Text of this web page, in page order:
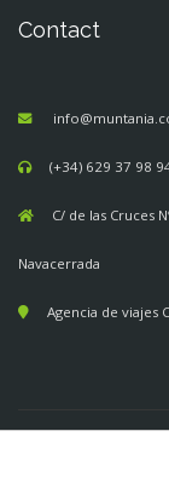
Contact
(+34) 629 37 98
C/ de las Cruces
Navacerrada
Agencia de viajes